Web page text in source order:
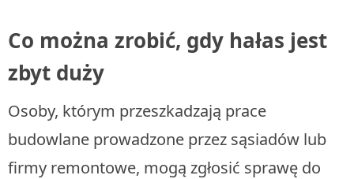
Co można zrobić, gdy hałas jest
zbyt duży
Osoby, którym przeszkadzają prace
budowlane prowadzone przez sąsiadów lub
firmy remontowe, mogą zgłosić sprawę do